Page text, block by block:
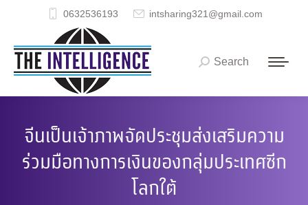
0632536193 intsharing321@gmail.com
Search:
Search
จีนเป็นเจ้าภาพจัดประชุมส่งเสริมความ
ร่วมมือทางการเงินของกลุ่มประเทศซีก
โลกใต้